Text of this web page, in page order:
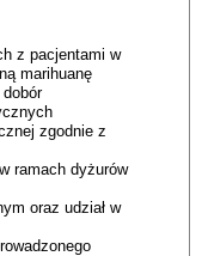
z pacjentami w
marihuanę
zgodnie z
ramach dyżurów
oraz udział w